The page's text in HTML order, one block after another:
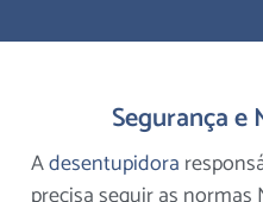
Segurança e
Adesentupidora